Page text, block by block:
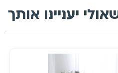
יעניינו אותך